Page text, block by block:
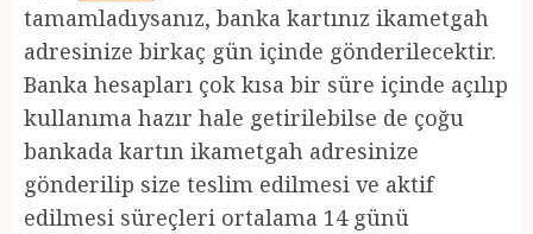
tamamladıysanız, banka kartınız ikametgah
adresinize birkaç gün içinde gönderilecektir.
Banka hesapları çok kısa bir süre içinde açılıp
kullanıma hazır hale getirilebilse de çoğu
bankada kartın ikametgah adresinize
gönderilip size teslim edilmesi ve aktif
edilmesi süreçleri ortalama 14 günü